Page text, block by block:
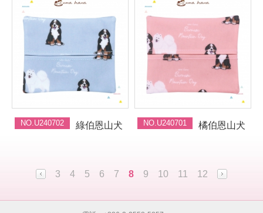
NO.U240702 綠伯恩山犬 NO.U240701 橘伯恩山犬
3 4 5 6 7 8 9 10 11 12